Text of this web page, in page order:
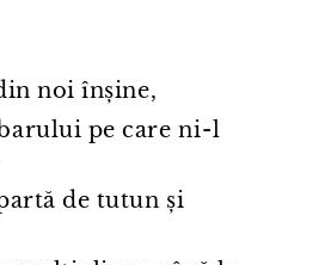
noi înșine,
pe care ni⁠-⁠l
de tutun și